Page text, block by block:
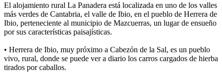
El alojamiento rural La Panadera está localizada en uno de los valles
más verdes de Cantabria, el valle de Ibio, en el pueblo de Herrera de
Ibio, perteneciente al municipio de Mazcuerras, un lugar de ensueño
por sus características paisajísticas.
• Herrera de Ibio, muy próximo a Cabezón de la Sal, es un pueblo
vivo, rural, donde se puede ver a diario los carros cargados de hierba
tirados por caballos.